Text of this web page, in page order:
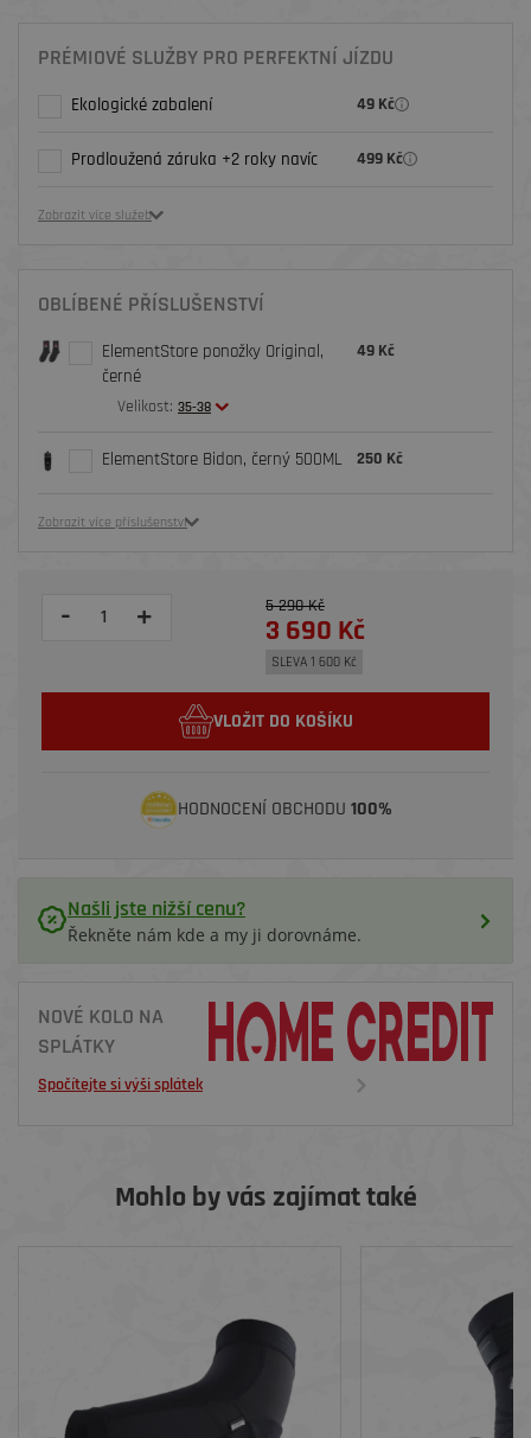
PRÉMIOVÉ SLUŽBY PRO PERFEKTNÍ JÍZDU
Ekologické zabalení 49 Kč
Prodloužená záruka +2 roky navíc 499 Kč
Zobrazit více služeb
OBLÍBENÉ PŘÍSLUŠENSTVÍ
ElementStore ponožky Original,
černé
Velikost: 35-38
49 Kč
ElementStore Bidon, černý 500ML 250 Kč
Zobrazit více příslušenství
- + 5 290 Kč
3 690 Kč
SLEVA 1 600 Kč
VLOŽIT DO KOŠÍKU
HODNOCENÍ OBCHODU 100%
Našli jste nižší cenu?
Řekněte nám kde a my ji dorovnáme.
NOVÉ KOLO NA
SPLÁTKY
Spočítejte si výši splátek
Mohlo by vás zajímat také